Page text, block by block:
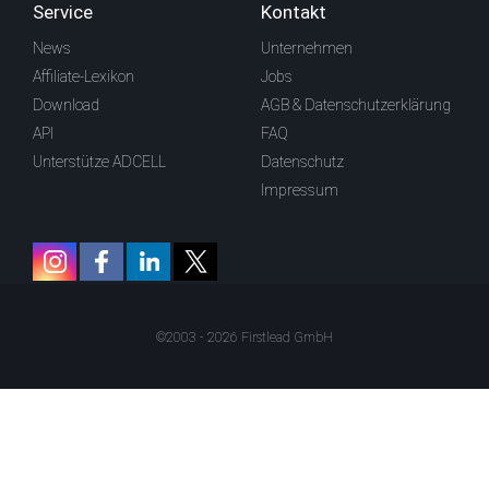
Service
News
Affiliate-Lexikon
Download
API
Unterstütze ADCELL
Kontakt
Unternehmen
Jobs
AGB & Datenschutzerklärung
FAQ
Datenschutz
Impressum
©2003 - 2026 Firstlead GmbH